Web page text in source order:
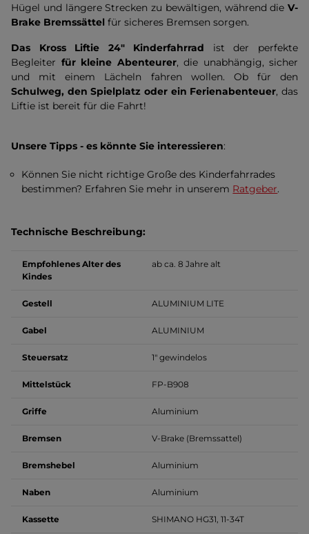
Hügel und längere Strecken zu bewältigen, während die V-
Brake Bremssättel für sicheres Bremsen sorgen.
Das Kross Liftie 24" Kinderfahrrad ist der perfekte
Begleiter für kleine Abenteurer, die unabhängig, sicher
und mit einem Lächeln fahren wollen. Ob für den
Schulweg, den Spielplatz oder ein Ferienabenteuer, das
Liftie ist bereit für die Fahrt!
Unsere Tipps - es könnte Sie interessieren:
Können Sie nicht richtige Große des Kinderfahrrades
bestimmen? Erfahren Sie mehr in unserem Ratgeber.
Technische Beschreibung:
Empfohlenes Alter des
Kindes
ab ca. 8 Jahre alt
Gestell ALUMINIUM LITE
Gabel ALUMINIUM
Steuersatz 1" gewindelos
Mittelstück FP-B908
Griffe Aluminium
Bremsen V-Brake (Bremssattel)
Bremshebel Aluminium
Naben Aluminium
Kassette SHIMANO HG31, 11-34T